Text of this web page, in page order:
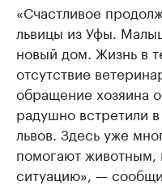
«Счастливое
львицы из Уфы.
новый дом. Жизнь в
отсутствие
обращение хозяина
радушно встретили
львов. Здесь уже
помогают
ситуацию», —